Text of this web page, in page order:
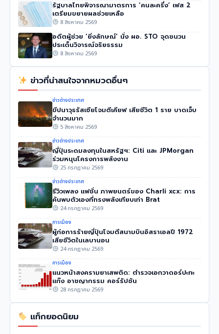
รัฐบาลไทยพิจารณามาตรการ ‘คนละครึ่ง’ เฟส 2
เตรียมขยายผลช่วยเหลือ
8 สิงหาคม 2569
อดีตผู้ช่วย ‘ยิ่งลักษณ์’ นั่ง ผอ. STO จุดชนวน
ประเด็นวิจารณ์จริยธรรม
8 สิงหาคม 2569
ข่าวที่น่าสนใจจากหมวดอื่นๆ
ข่าวต่างประเทศ
ขีปนาวุธรัสเซียโจมตีเคียฟ เสียชีวิต 1 ราย บาดเจ็บ
จำนวนมาก
5 สิงหาคม 2569
ข่าวต่างประเทศ
ญี่ปุ่นระดมลงทุนในสหรัฐฯ: Citi และ JPMorgan
ร่วมหนุนโครงการพลังงาน
25 กรกฎาคม 2569
ข่าวต่างประเทศ
รีวิวเพลง แฟชั่น ภาพยนตร์ของ Charli xcx: การ
ค้นพบตัวเองที่ทรงพลังเทียบเท่า Brat
24 กรกฎาคม 2569
การเมือง
ผู้ก่อการร้ายญี่ปุ่นโจมตีสนามบินอิสราเอลปี 1972
เสียชีวิตในเลบานอน
24 กรกฎาคม 2569
การเมือง
แนวหน้าสงครามยาเสพติด: ตำรวจเอกวาดอร์ปะทะ
แก๊ง อาชญากรรม คอร์รัปชัน
28 กรกฎาคม 2569
แท็กยอดนิยม